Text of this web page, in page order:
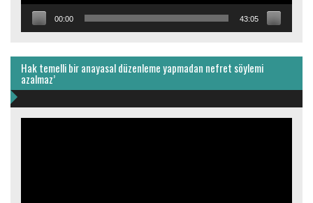
00:00 43:05
Hak temelli bir anayasal düzenleme yapmadan nefret söylemi
azalmaz’